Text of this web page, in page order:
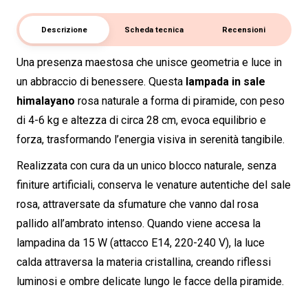
Descrizione Scheda tecnica Recensioni
Una presenza maestosa che unisce geometria e luce in
un abbraccio di benessere. Questa lampada in sale
himalayano rosa naturale a forma di piramide, con peso
di 4-6 kg e altezza di circa 28 cm, evoca equilibrio e
forza, trasformando l’energia visiva in serenità tangibile.
Realizzata con cura da un unico blocco naturale, senza
finiture artificiali, conserva le venature autentiche del sale
rosa, attraversate da sfumature che vanno dal rosa
pallido all’ambrato intenso. Quando viene accesa la
lampadina da 15 W (attacco E14, 220-240 V), la luce
calda attraversa la materia cristallina, creando riflessi
luminosi e ombre delicate lungo le facce della piramide.